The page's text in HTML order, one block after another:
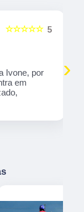
5
☆☆☆☆☆
Ivone, por
em
›